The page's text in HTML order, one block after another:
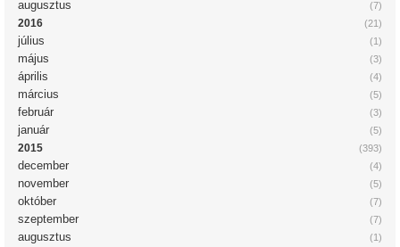
(7)
augusztus
(21)
2016
(1)
július
(3)
május
(4)
április
(5)
március
(3)
február
(5)
január
(393)
2015
(4)
december
(5)
november
(7)
október
(7)
szeptember
(1)
augusztus